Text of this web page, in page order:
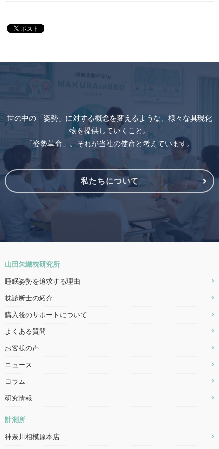
世の中の「姿勢」に対する概念を変えるような、様々な具現化
物を提供していくこと。
「姿勢革命」。それが当社の使命と考えています。
私たちについて
山田朱織枕研究所
睡眠姿勢を追求する理由
枕診断士の紹介
購入後のサポートについて
よくある質問
お客様の声
ニュース
コラム
研究情報
計測所
神奈川相模原本店